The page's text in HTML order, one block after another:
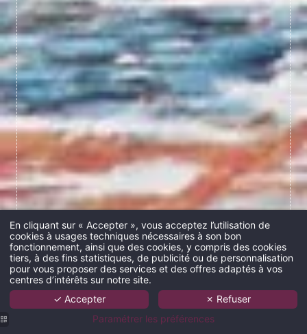
En cliquant sur « Accepter », vous acceptez l’utilisation de
cookies à usages techniques nécessaires à son bon
fonctionnement, ainsi que des cookies, y compris des cookies
tiers, à des fins statistiques, de publicité ou de personnalisation
pour vous proposer des services et des offres adaptés à vos
centres d’intérêts sur notre site.
✓ Accepter
✗ Refuser
Paramétrer les préférences